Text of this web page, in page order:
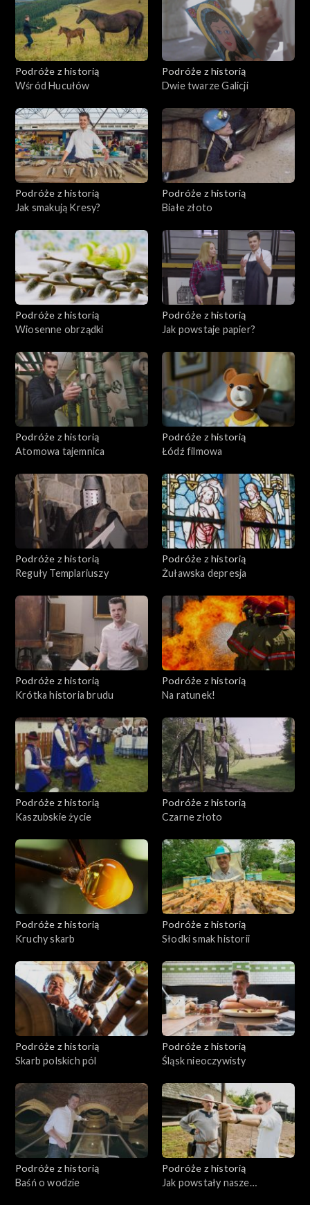
Podróże z historią
Wśród Hucułów
Podróże z historią
Dwie twarze Galicji
Podróże z historią
Jak smakują Kresy?
Podróże z historią
Białe złoto
Podróże z historią
Wiosenne obrządki
Podróże z historią
Jak powstaje papier?
Podróże z historią
Atomowa tajemnica
Podróże z historią
Łódź filmowa
Podróże z historią
Reguły Templariuszy
Podróże z historią
Żuławska depresja
Podróże z historią
Krótka historia brudu
Podróże z historią
Na ratunek!
Podróże z historią
Kaszubskie życie
Podróże z historią
Czarne złoto
Podróże z historią
Kruchy skarb
Podróże z historią
Słodki smak historii
Podróże z historią
Skarb polskich pól
Podróże z historią
Śląsk nieoczywisty
Podróże z historią
Baśń o wodzie
Podróże z historią
Jak powstały nasze